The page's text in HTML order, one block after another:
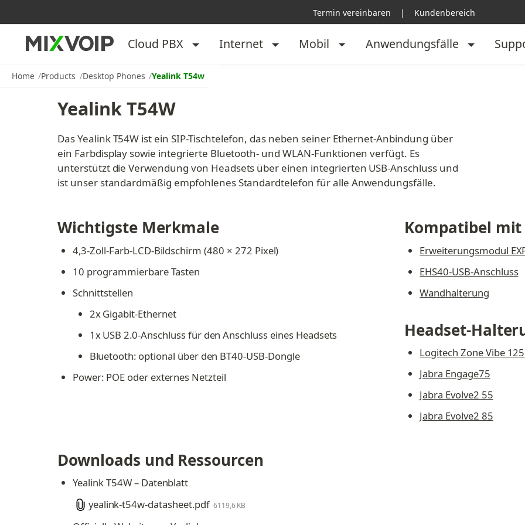
Cloud PBX Internet Mobil Anwendungsfälle
Home Products Desktop Phones Yealink T54w
Yealink T54W
Das Yealink T54W ist ein SIP-Tischtelefon, das neben seiner Ethernet-Anbindung über
ein Farbdisplay sowie integrierte Bluetooth- und WLAN-Funktionen verfügt. Es
unterstützt die Verwendung von Headsets über einen integrierten USB-Anschluss und
ist unser standardmäßig empfohlenes Standardtelefon für alle Anwendungsfälle.
Wichtigste Merkmale
4,3-Zoll-Farb-LCD-Bildschirm (480 × 272 Pixel)
10 programmierbare Tasten
Schnittstellen
2x Gigabit-Ethernet
1x USB 2.0-Anschluss für den Anschluss eines Headsets
Bluetooth: optional über den BT40-USB-Dongle
Power: POE oder externes Netzteil
Kompatibel mit
Erweiterungsmodul
EHS40-USB-Anschluss
Wandhalterung
Headset-
Logitech Zone Vibe 125
Jabra Engage75
Jabra Evolve2 55
Jabra Evolve2 85
Downloads und Ressourcen
Yealink T54W – Datenblatt
yealink-t54w-datasheet.pdf 6119,6 KB
Termin vereinbaren | Kundenbereich